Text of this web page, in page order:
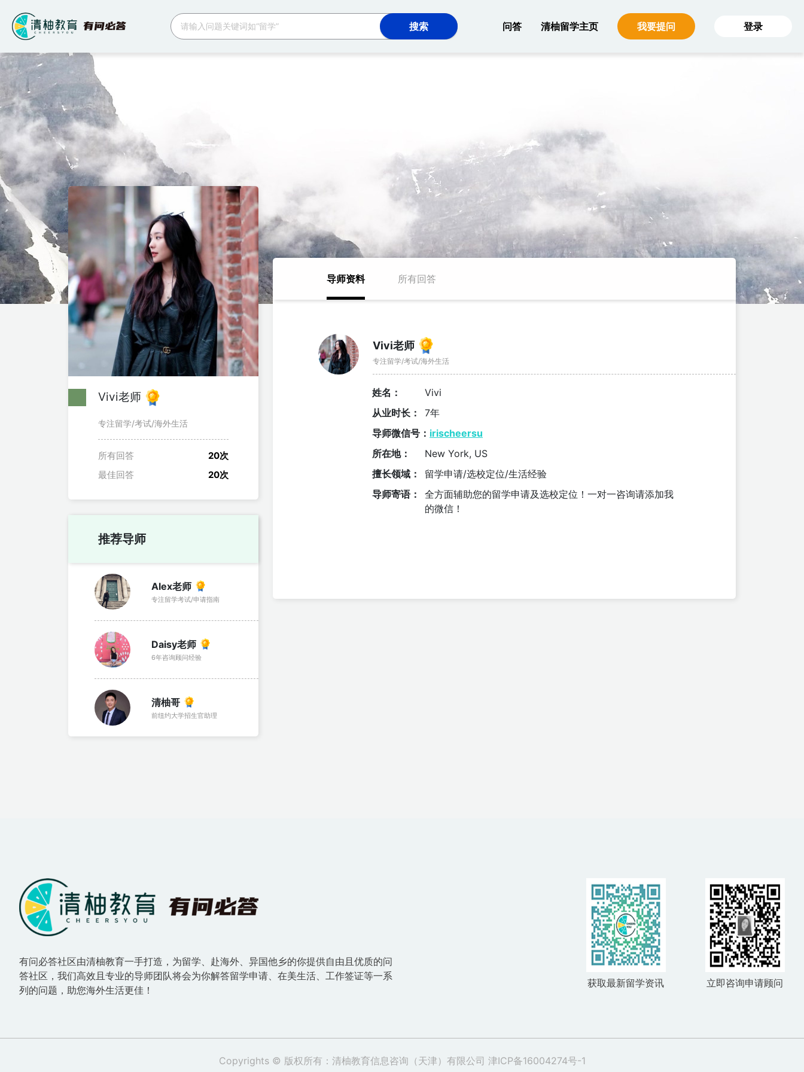
网站主菜单（大屏）
问答 清柚留学主页 我要提问 登录
Vivi老师
专注留学/考试/海外生活
所有回答
20次
最佳回答
20次
导师资料 所有回答
Vivi老师
专注留学/考试/海外生活
姓名：
Vivi
从业时长：
7年
导师微信号： irischeersu
所在地：
New York, US
擅长领域：
留学申请/选校定位/生活经验
导师寄语：
全方面辅助您的留学申请及选校定位！一对一咨询请添加我
的微信！
推荐导师
Alex老师
专注留学考试/申请指南
Daisy老师
6年咨询顾问经验
清柚哥
前纽约大学招生官助理
有问必答社区由清柚教育一手打造，为留学、赴海外、异国他乡的你提供自由且优质的问
答社区，我们高效且专业的导师团队将会为你解答留学申请、在美生活、工作签证等一系
列的问题，助您海外生活更佳！
获取最新留学资讯 立即咨询申请顾问
Copyrights © 版权所有：清柚教育信息咨询（天津）有限公司 津ICP备16004274号-1